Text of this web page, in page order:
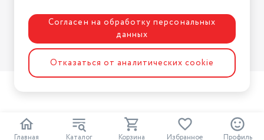
Главная Каталог Корзина Избранное Профиль
Разработка сайтаASTDESIGN
Согласен на обработку персональных
данных
Отказаться от аналитических cookie